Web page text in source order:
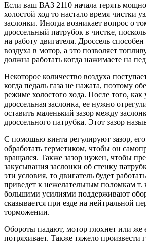
Если ваш ВАЗ 2110 начала терять
холостой ход то настало время чистки
заслонки. Иногда возникает вопрос о
дроссельный патрубок в чистке,
на работу двигателя. Дроссель
воздуха в мотор, а это позволяет
должна работать когда нажимаете на
Некоторое количество воздуха
когда педаль газа не нажата, поэтому
режиме холостого хода. После того, как
дроссельная заслонка, ее нужно
оставить маленький зазор между
дроссельного патрубка. Этот зазор
С помощью винта регулируют зазор,
обработать герметиком, чтобы он
вращался. Также зазор нужен, чтобы
закусывания заслонки об стенку
эти условия, то двигатель будет
приведет к нежелательным поломкам т.
большими усилиями поддерживают
сказывается при езде на нейтральной
торможении.
Обороты падают, мотор глохнет или же
потряхивает. Также тяжело произвести